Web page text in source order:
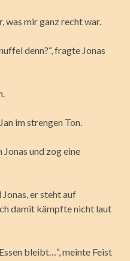
was mir ganz recht war.
denn?“, fragte Jonas
im strengen Ton.
Jonas und zog eine
Jonas, er steht auf
damit kämpfte nicht laut
bleibt…“, meinte Feist